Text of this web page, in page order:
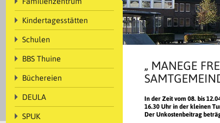
Kindertagesstätten
Schulen
BBS Thuine
Büchereien
DEULA
SPUK
„ MANEGE
In der Zeit vom 08. bis
16.30 Uhr in der kleinen
Der Unkostenbeitrag